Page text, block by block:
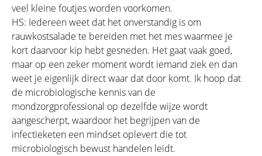
veel kleine foutjes worden voorkomen.
HS: Iedereen weet dat het onverstandig is om
rauwkostsalade te bereiden met het mes waarmee je
kort daarvoor kip hebt gesneden. Het gaat vaak goed,
maar op een zeker moment wordt iemand ziek en dan
weet je eigenlijk direct waar dat door komt. Ik hoop dat
de microbiologische kennis van de
mondzorgprofessional op dezelfde wijze wordt
aangescherpt, waardoor het begrijpen van de
infectieketen een mindset oplevert die tot
microbiologisch bewust handelen leidt.